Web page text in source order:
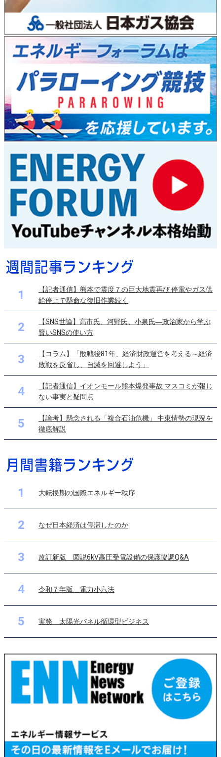
1
【記者通信】熊本で震度７の巨大地震再び 停電やガス供
給停止で懸命な復旧作業続く
2
【SNS世論】高市氏、河野氏、小泉氏―政治家から学ぶ
賢いSNSの使い方
3
【コラム】「敗戦後81年、経済財政運営を考える～経済
敗戦を反省し、自滅を回避しよう」
4
【記者通信】イオンモール熊本爆発事故 マスコミが報じ
ない事実と疑問点
5
【論考】懸念される「複合石油危機」 中東情勢の現況を
徹底解説
1 大転換期の国際エネルギー秩序
2 なぜ日本経済は停滞したのか
3 改訂新版 図説6kV高圧受電設備の保護協調Q&A
4 令和７年版 電力小六法
5 実務 太陽光パネル循環型ビジネス